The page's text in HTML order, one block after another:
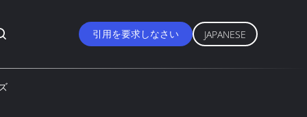
引用を要求しなさい JAPANESE